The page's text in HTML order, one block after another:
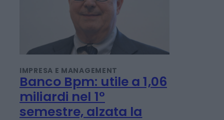
IMPRESA E MANAGEMENT